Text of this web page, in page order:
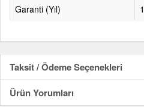
Garanti (Yıl)
1
Taksit / Ödeme Seçenekleri
Ürün Yorumları